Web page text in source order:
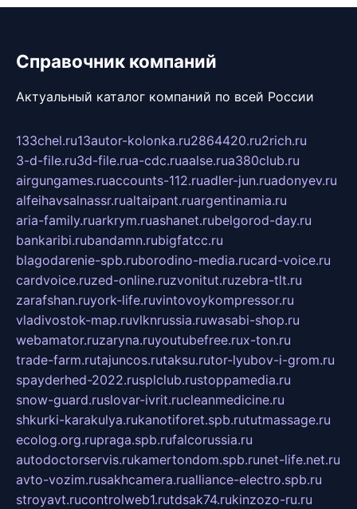
Справочник компаний
Актуальный каталог компаний по всей России
133chel.ru13autor-kolonka.ru2864420.ru2rich.ru
3-d-file.ru3d-file.rua-cdc.ruaalse.rua380club.ru
airgungames.ruaccounts-112.ruadler-jun.ruadonyev.ru
alfeihavsalnassr.rualtaipant.ruargentinamia.ru
aria-family.ruarkrym.ruashanet.rubelgorod-day.ru
bankaribi.rubandamn.rubigfatcc.ru
blagodarenie-spb.ruborodino-media.rucard-voice.ru
cardvoice.ruzed-online.ruzvonitut.ruzebra-tlt.ru
zarafshan.ruyork-life.ruvintovoykompressor.ru
vladivostok-map.ruvlknrussia.ruwasabi-shop.ru
webamator.ruzaryna.ruyoutubefree.rux-ton.ru
trade-farm.rutajuncos.rutaksu.rutor-lyubov-i-grom.ru
spayderhed-2022.rusplclub.rustoppamedia.ru
snow-guard.ruslovar-ivrit.rucleanmedicine.ru
shkurki-karakulya.rukanotiforet.spb.rututmassage.ru
ecolog.org.rupraga.spb.rufalcorussia.ru
autodoctorservis.rukamertondom.spb.runet-life.net.ru
avto-vozim.rusakhcamera.rualliance-electro.spb.ru
stroyavt.rucontrolweb1.rutdsak74.rukinzozo-ru.ru